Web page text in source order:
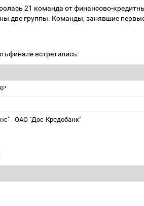
21 команда от финансово-
две группы. Команды, занявшие
встретились:
- ОАО "Дос-Кредобанк"